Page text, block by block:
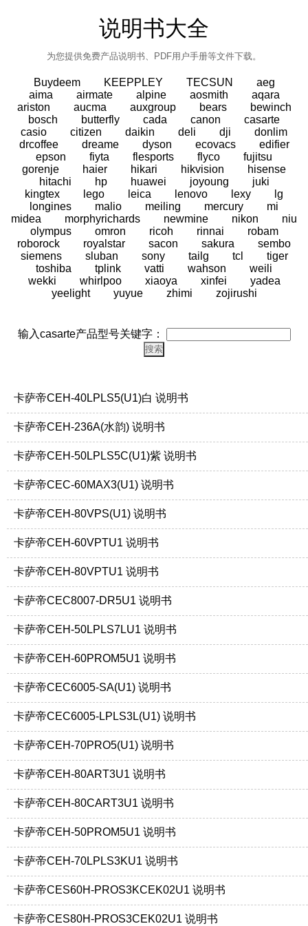
说明书大全
为您提供免费产品说明书、PDF用户手册等文件下载。
Buydeem KEEPPLEY TECSUN
aeg
aima
airmate alpine aosmith
aqara
ariston
aucma auxgroup bears
bewinch
bosch
butterfly cada canon
casarte
casio
citizen daikin deli dji
donlim
drcoffee
dreame dyson ecovacs
edifier
epson
fiyta flesports flyco
fujitsu
gorenje
haier hikari hikvision
hisense
hitachi
hp huawei joyoung
juki
kingtex
lego leica lenovo lexy
lg
longines
malio meiling mercury
mi
midea
morphyrichards newmine nikon
niu
olympus
omron ricoh rinnai
robam
roborock
royalstar sacon sakura
sembo
siemens
sluban sony tailg tcl
tiger
toshiba
tplink vatti wahson
weili
wekki
whirlpoo xiaoya xinfei
yadea
yeelight
yuyue zhimi zojirushi
输入casarte产品型号关键字：
卡萨帝CEH-40LPLS5(U1)白 说明书
卡萨帝CEH-236A(水韵) 说明书
卡萨帝CEH-50LPLS5C(U1)紫 说明书
卡萨帝CEC-60MAX3(U1) 说明书
卡萨帝CEH-80VPS(U1) 说明书
卡萨帝CEH-60VPTU1 说明书
卡萨帝CEH-80VPTU1 说明书
卡萨帝CEC8007-DR5U1 说明书
卡萨帝CEH-50LPLS7LU1 说明书
卡萨帝CEH-60PROM5U1 说明书
卡萨帝CEC6005-SA(U1) 说明书
卡萨帝CEC6005-LPLS3L(U1) 说明书
卡萨帝CEH-70PRO5(U1) 说明书
卡萨帝CEH-80ART3U1 说明书
卡萨帝CEH-80CART3U1 说明书
卡萨帝CEH-50PROM5U1 说明书
卡萨帝CEH-70LPLS3KU1 说明书
卡萨帝CES60H-PROS3KCEK02U1 说明书
卡萨帝CES80H-PROS3CEK02U1 说明书